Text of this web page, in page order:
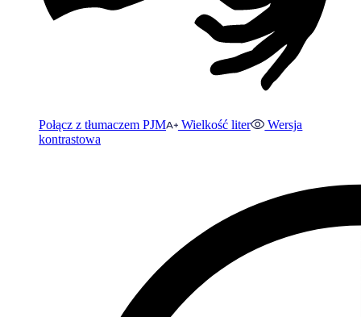
Połącz z tłumaczem PJM Wielkość liter
Wersja
kontrastowa